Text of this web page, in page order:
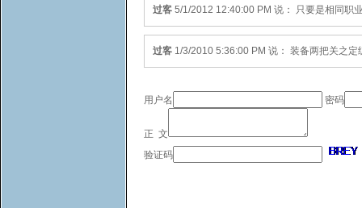
过客 5/1/2012 12:40:00 PM 说： 只要是相同职
过客 1/3/2010 5:36:00 PM 说： 装备两把关之定
用户名 密码
正 文
验证码